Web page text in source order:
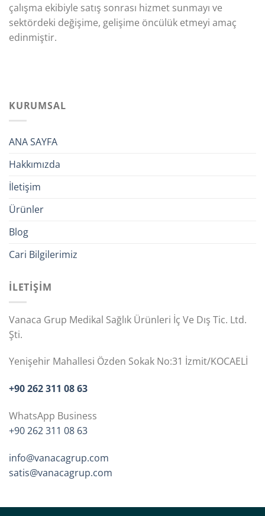
çalışma ekibiyle satış sonrası hizmet sunmayı ve
sektördeki değişime, gelişime öncülük etmeyi amaç
edinmiştir.
KURUMSAL
ANA SAYFA
Hakkımızda
İletişim
Ürünler
Blog
Cari Bilgilerimiz
İLETİŞİM
Vanaca Grup Medikal Sağlık Ürünleri İç Ve Dış Tic. Ltd.
Şti.
Yenişehir Mahallesi Özden Sokak No:31 İzmit/KOCAELİ
+90 262 311 08 63
WhatsApp Business
+90 262 311 08 63
info@vanacagrup.com
satis@vanacagrup.com